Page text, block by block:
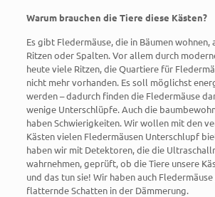
Warum brauchen die Tiere diese Kästen?
Es gibt Fledermäuse, die in Bäumen wohnen,
Ritzen oder Spalten. Vor allem durch
heute viele Ritzen, die Quartiere für
nicht mehr vorhanden. Es soll möglichst
werden – dadurch finden die Fledermäuse
wenige Unterschlüpfe. Auch die
haben Schwierigkeiten. Wir wollen mit den
Kästen vielen Fledermäusen Unterschlupf
haben wir mit Detektoren, die die
wahrnehmen, geprüft, ob die Tiere unsere
und das tun sie! Wir haben auch
flatternde Schatten in der Dämmerung.